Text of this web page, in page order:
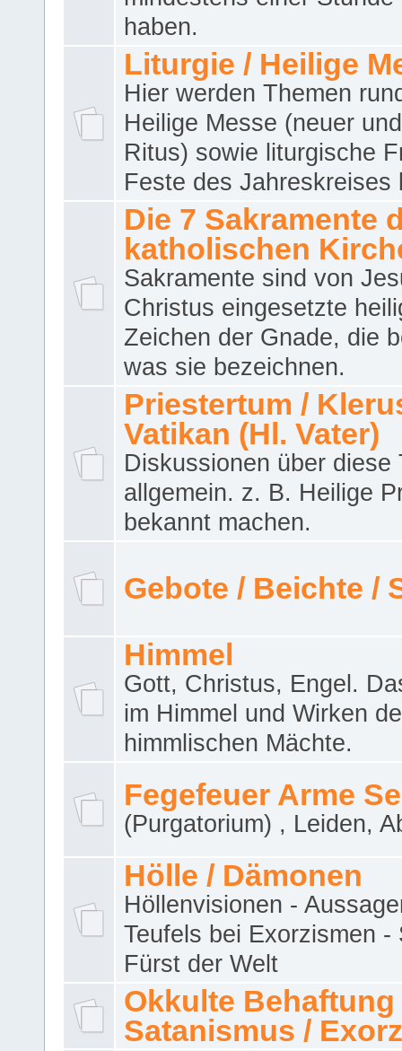
haben.
Liturgie / Heilige
Hier werden Themen
Heilige Messe (neuer
Ritus) sowie liturgische
Feste des Jahreskreises
Die 7 Sakramente
katholischen
Sakramente sind von
Christus eingesetzte
Zeichen der Gnade, die
was sie bezeichnen.
Priestertum /
Vatikan (Hl. Vater)
Diskussionen über diese
allgemein. z. B. Heilige
bekannt machen.
Gebote / Beichte /
Himmel
Gott, Christus, Engel.
im Himmel und Wirken
himmlischen Mächte.
Fegefeuer Arme
(Purgatorium) , Leiden,
Hölle / Dämonen
Höllenvisionen -
Teufels bei Exorzismen -
Fürst der Welt
Okkulte Behaftung
Satanismus /